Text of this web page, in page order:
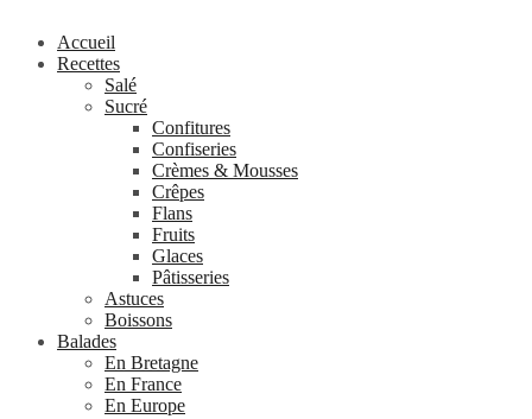
Accueil
Recettes
Salé
Sucré
Confitures
Confiseries
Crèmes & Mousses
Crêpes
Flans
Fruits
Glaces
Pâtisseries
Astuces
Boissons
Balades
En Bretagne
En France
En Europe